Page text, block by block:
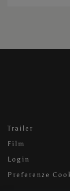
Trailer
Film
Login
Preferenze